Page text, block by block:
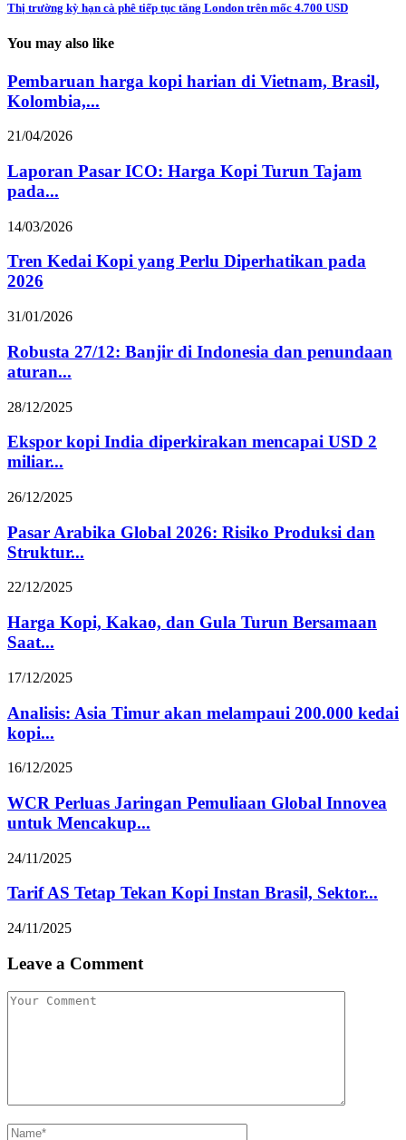
Thị trường kỳ hạn cà phê tiếp tục tăng London trên mốc 4.700 USD
You may also like
Pembaruan harga kopi harian di Vietnam, Brasil,
Kolombia,...
21/04/2026
Laporan Pasar ICO: Harga Kopi Turun Tajam
pada...
14/03/2026
Tren Kedai Kopi yang Perlu Diperhatikan pada
2026
31/01/2026
Robusta 27/12: Banjir di Indonesia dan penundaan
aturan...
28/12/2025
Ekspor kopi India diperkirakan mencapai USD 2
miliar...
26/12/2025
Pasar Arabika Global 2026: Risiko Produksi dan
Struktur...
22/12/2025
Harga Kopi, Kakao, dan Gula Turun Bersamaan
Saat...
17/12/2025
Analisis: Asia Timur akan melampaui 200.000 kedai
kopi...
16/12/2025
WCR Perluas Jaringan Pemuliaan Global Innovea
untuk Mencakup...
24/11/2025
Tarif AS Tetap Tekan Kopi Instan Brasil, Sektor...
24/11/2025
Leave a Comment